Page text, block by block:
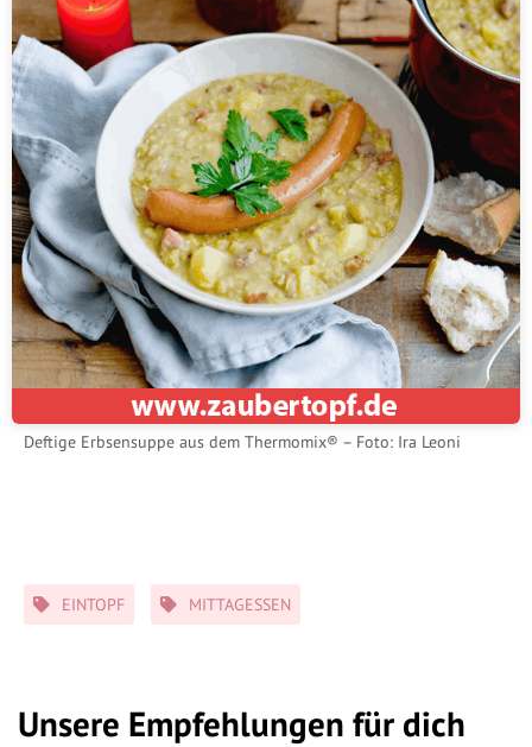
Deftige Erbsensuppe aus dem Thermomix® – Foto: Ira Leoni
Schlagwörter
EINTOPF MITTAGESSEN
Unsere Empfehlungen für dich